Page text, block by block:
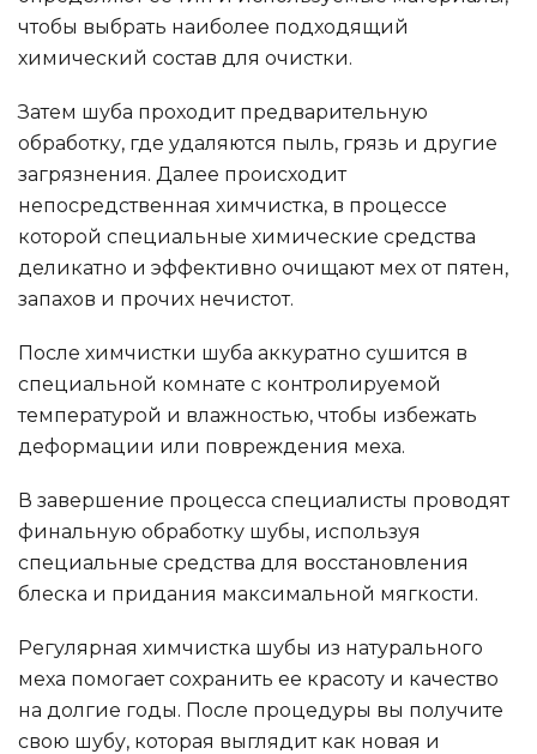
чтобы выбрать наиболее подходящий
химический состав для очистки.
Затем шуба проходит предварительную
обработку, где удаляются пыль, грязь и другие
загрязнения. Далее происходит
непосредственная химчистка, в процессе
которой специальные химические средства
деликатно и эффективно очищают мех от пятен,
запахов и прочих нечистот.
После химчистки шуба аккуратно сушится в
специальной комнате с контролируемой
температурой и влажностью, чтобы избежать
деформации или повреждения меха.
В завершение процесса специалисты проводят
финальную обработку шубы, используя
специальные средства для восстановления
блеска и придания максимальной мягкости.
Регулярная химчистка шубы из натурального
меха помогает сохранить ее красоту и качество
на долгие годы. После процедуры вы получите
свою шубу, которая выглядит как новая и